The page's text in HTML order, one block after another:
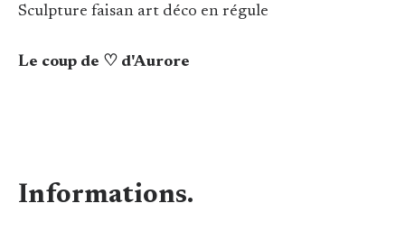
Sculpture faisan art déco en régule
Le coup de ♡ d'Aurore
Informations.